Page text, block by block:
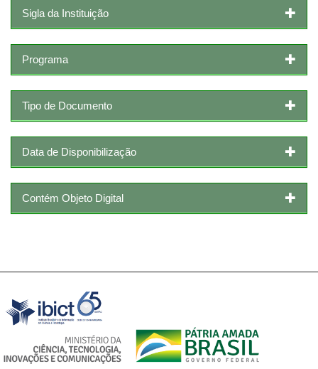
Sigla da Instituição
Programa
Tipo de Documento
Data de Disponibilização
Contém Objeto Digital